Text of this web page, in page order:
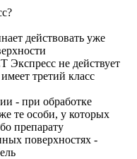
действовать уже
Экспресс не действует
третий класс
- при обработке
те особи, у которых
препарату
поверхностях -